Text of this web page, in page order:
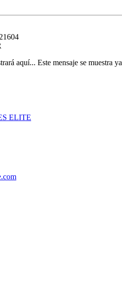
aquí... Este mensaje se muestra
ELITE